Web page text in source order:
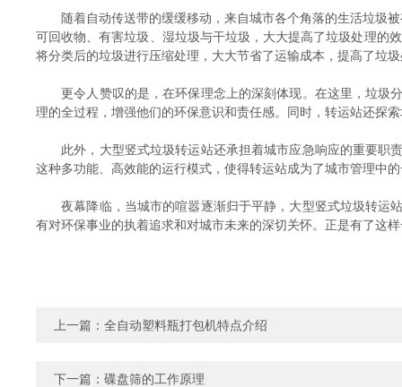
随着自动传送带的缓缓移动，来自城市各个角落的生活垃圾被
可回收物、有害垃圾、湿垃圾与干垃圾，大大提高了垃圾处理的
将分类后的垃圾进行压缩处理，大大节省了运输成本，提高了垃
更令人赞叹的是，在环保理念上的深刻体现。在这里，垃圾分
理的全过程，增强他们的环保意识和责任感。同时，转运站还探
此外，大型竖式垃圾转运站还承担着城市应急响应的重要职责
这种多功能、高效能的运行模式，使得转运站成为了城市管理中
夜幕降临，当城市的喧嚣逐渐归于平静，大型竖式垃圾转运站
有对环保事业的执着追求和对城市未来的深切关怀。正是有了这
上一篇： 全自动塑料瓶打包机特点介绍
下一篇： 碟盘筛的工作原理